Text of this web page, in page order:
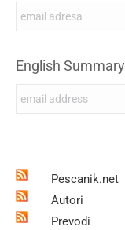
English Summary
Pescanik.net
Autori
Prevodi